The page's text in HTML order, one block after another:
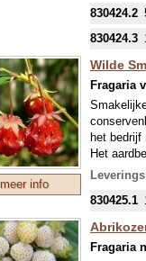
mei
830424.2
830424.3
meer info
Wilde
Fragaria
het bedrijf
Het
raakte
geweldig
vruchten
steenrood
830425.1
Fragaria